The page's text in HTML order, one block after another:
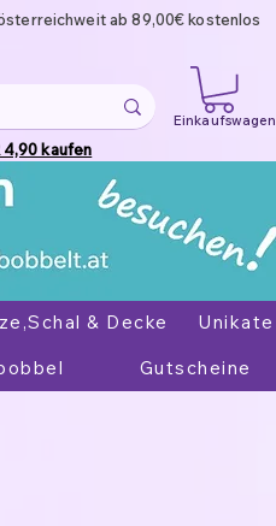
ab 89,00€ kostenlos
Einkaufswagen
4,90 kaufen
& Decke
Unikate
Gutscheine